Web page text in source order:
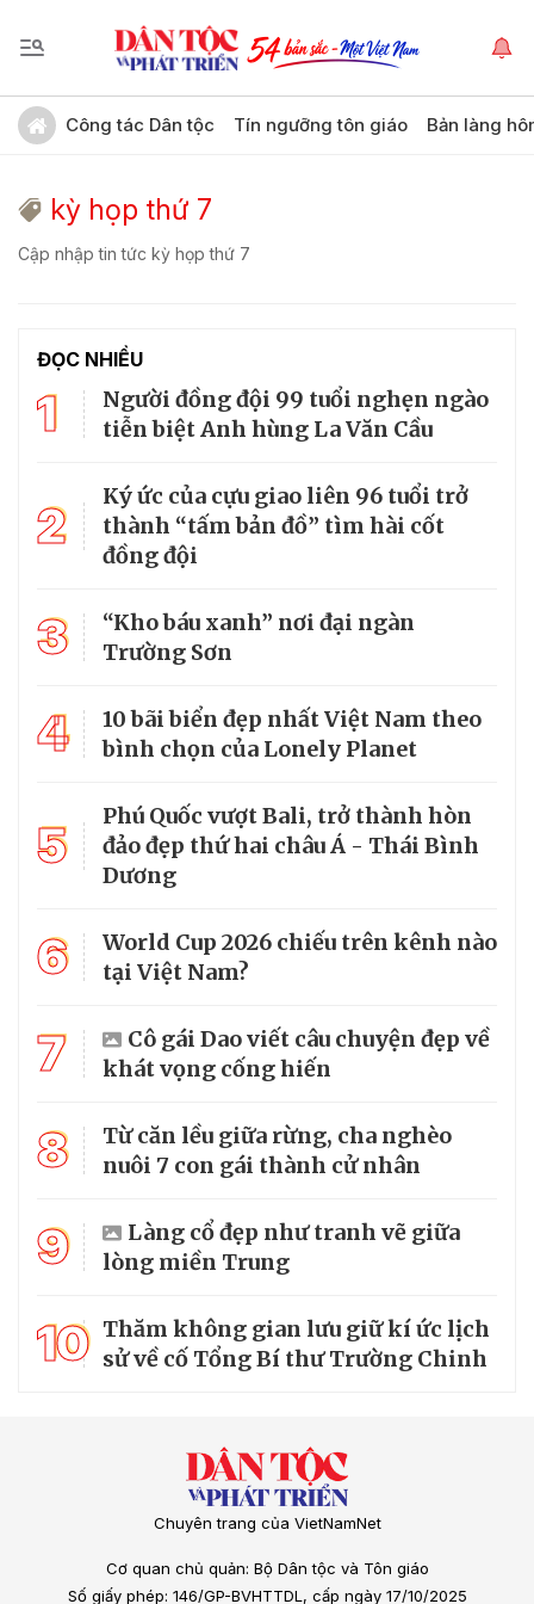
Công tác Dân tộc Tín ngưỡng tôn giáo Bản làng
kỳ họp thứ 7
Cập nhập tin tức kỳ họp thứ 7
ĐỌC NHIỀU
1
Người đồng đội 99 tuổi nghẹn ngào
tiễn biệt Anh hùng La Văn Cầu
2
Ký ức của cựu giao liên 96 tuổi trở
thành “tấm bản đồ” tìm hài cốt
đồng đội
3
“Kho báu xanh” nơi đại ngàn
Trường Sơn
4
10 bãi biển đẹp nhất Việt Nam theo
bình chọn của Lonely Planet
5
Phú Quốc vượt Bali, trở thành hòn
đảo đẹp thứ hai châu Á - Thái Bình
Dương
6
World Cup 2026 chiếu trên kênh nào
tại Việt Nam?
7
Cô gái Dao viết câu chuyện đẹp về
khát vọng cống hiến
8
Từ căn lều giữa rừng, cha nghèo
nuôi 7 con gái thành cử nhân
9
Làng cổ đẹp như tranh vẽ giữa
lòng miền Trung
10 Thăm không gian lưu giữ kí ức lịch
sử về cố Tổng Bí thư Trường Chinh
Chuyên trang của VietNamNet
Cơ quan chủ quản: Bộ Dân tộc và Tôn giáo
Số giấy phép: 146/GP-BVHTTDL, cấp ngày 17/10/2025